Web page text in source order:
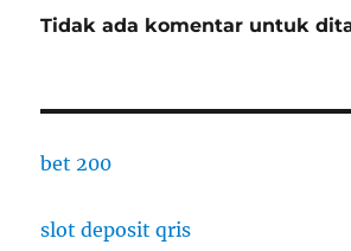
Tidak ada komentar untuk
bet 200
slot deposit qris